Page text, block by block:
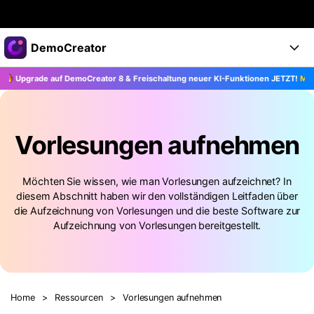
Top-Produkte
KI-gestützte digitale Kreativität
Dienstprogramme
Business
Presseraum
Shop
DemoCreator
Produkte
Funktionen
KI-Funktionen
KI Tipps
Alle KI Funktionen >
Lösungen
DemoCreator für
Blog
Hilfezentrum
Los geht's
Business
DOWNLOAD JETZT KAUFEN
Upgrade auf DemoCreator 8 & Freischaltung neuer KI-Funktionen JETZT!
Vorlesungen aufnehmen
Möchten Sie wissen, wie man Vorlesungen aufzeichnet? In
diesem Abschnitt haben wir den vollständigen Leitfaden über
die Aufzeichnung von Vorlesungen und die beste Software zur
Aufzeichnung von Vorlesungen bereitgestellt.
Home > Ressourcen > Vorlesungen aufnehmen